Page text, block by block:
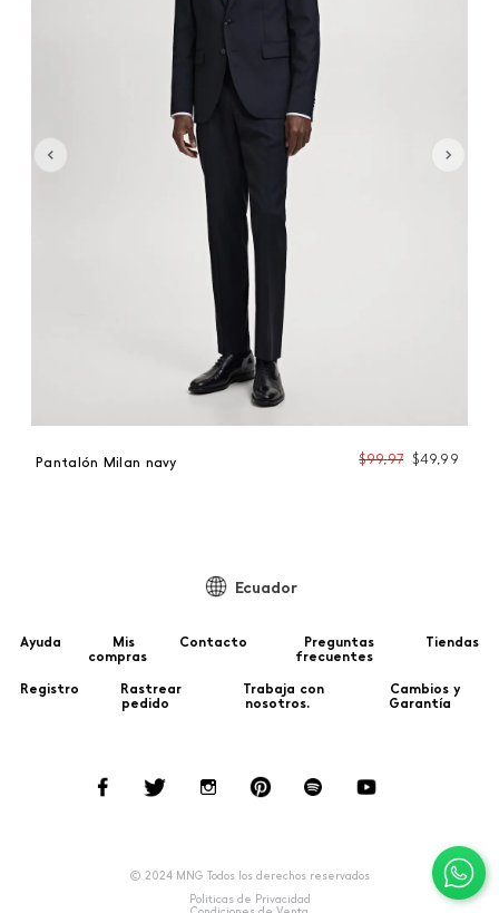
Pantalón Milan navy $99,97 $49,99
Ecuador
Ayuda
Mis
compras
Contacto
Preguntas
frecuentes
Tiendas
Registro
Rastrear
pedido
Trabaja con
nosotros.
Cambios y
Garantía
© 2024 MNG Todos los derechos reservados
Politicas de Privacidad